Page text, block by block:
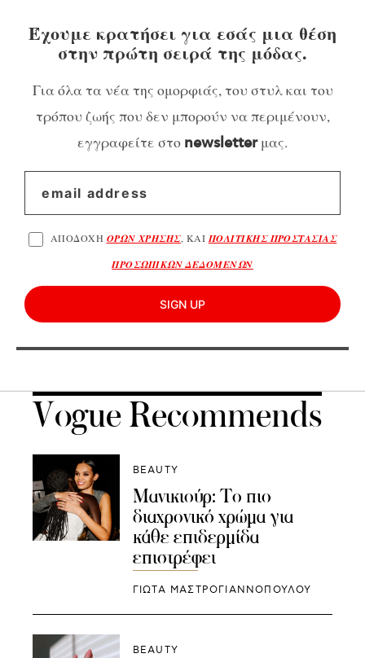
Έχουμε κρατήσει για εσάς μια θέση
στην πρώτη σειρά της μόδας.
Για όλα τα νέα της ομορφιάς, του στυλ και του
τρόπου ζωής που δεν μπορούν να περιμένουν,
εγγραφείτε στο newsletterμας.
ΑΠΟΔΟΧΗ ΟΡΩΝ ΧΡΗΣΗΣ, ΚΑΙ ΠΟΛΙΤΙΚΗΣ ΠΡΟΣΤΑΣΙΑΣ
ΠΡΟΣΩΠΙΚΩΝ ΔΕΔΟΜΕΝΩΝ
SIGN UP
Vogue Recommends
BEAUTY
Μανικιούρ: Το πιο
διαχρονικό χρώμα για
κάθε επιδερμίδα
επιστρέφει
ΓΙΩΤΑ ΜΑΣΤΡΟΓΙΑΝΝΟΠΟΥΛΟΥ
BEAUTY